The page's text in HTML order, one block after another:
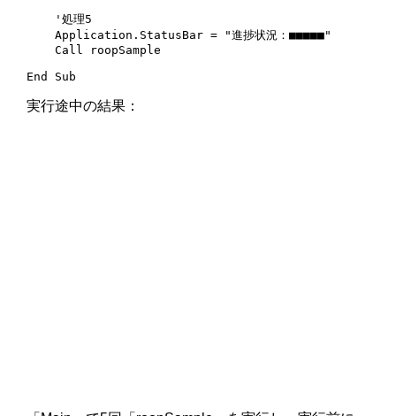
    '処理5
    Application.StatusBar = "進捗状況：■■■■■"
    Call roopSample
End Sub
実行途中の結果：